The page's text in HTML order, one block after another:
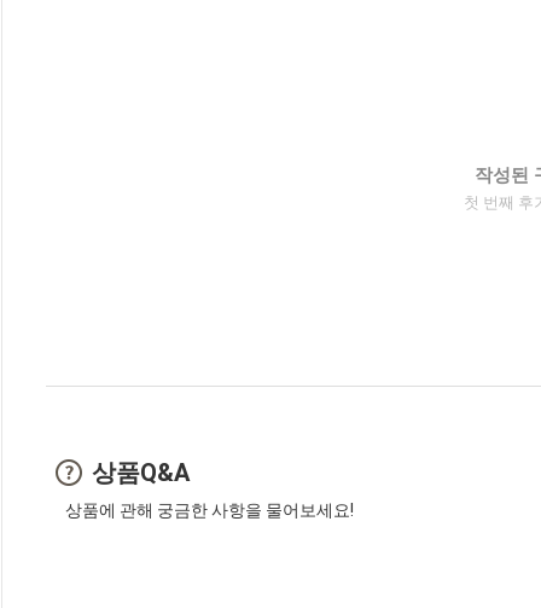
작성된
첫 번째 후
상품Q&A
상품에 관해 궁금한 사항을 물어보세요!